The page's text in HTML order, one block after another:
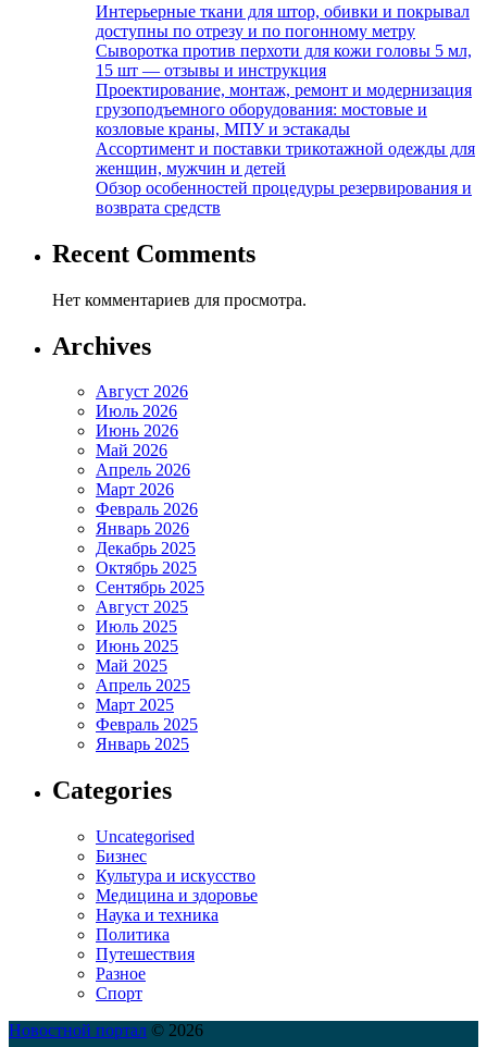
Интерьерные ткани для штор, обивки и покрывал
доступны по отрезу и по погонному метру
Сыворотка против перхоти для кожи головы 5 мл,
15 шт — отзывы и инструкция
Проектирование, монтаж, ремонт и модернизация
грузоподъемного оборудования: мостовые и
козловые краны, МПУ и эстакады
Ассортимент и поставки трикотажной одежды для
женщин, мужчин и детей
Обзор особенностей процедуры резервирования и
возврата средств
Recent Comments
Нет комментариев для просмотра.
Archives
Август 2026
Июль 2026
Июнь 2026
Май 2026
Апрель 2026
Март 2026
Февраль 2026
Январь 2026
Декабрь 2025
Октябрь 2025
Сентябрь 2025
Август 2025
Июль 2025
Июнь 2025
Май 2025
Апрель 2025
Март 2025
Февраль 2025
Январь 2025
Categories
Uncategorised
Бизнес
Культура и искусство
Медицина и здоровье
Наука и техника
Политика
Путешествия
Разное
Спорт
Новостной портал © 2026